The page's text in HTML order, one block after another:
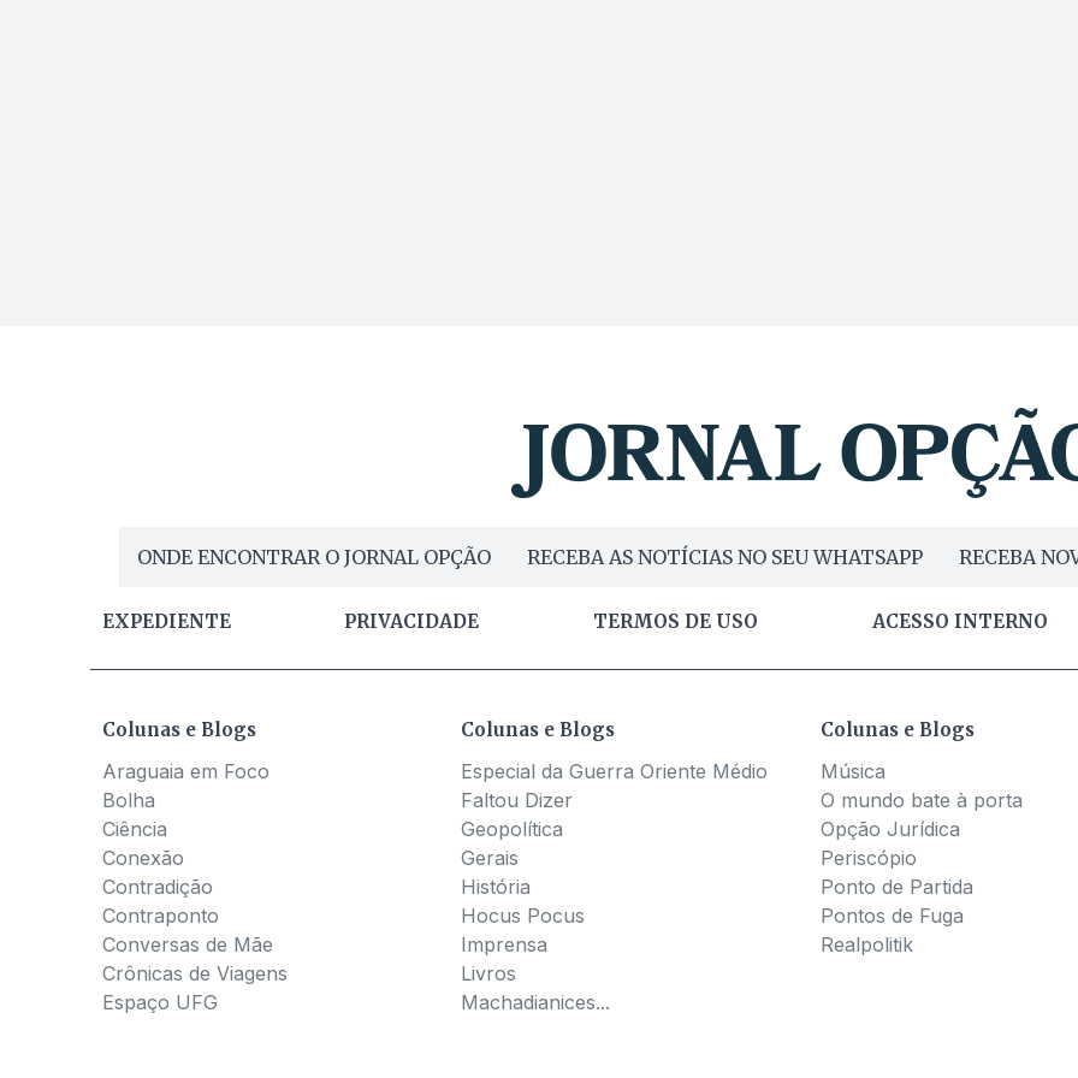
ONDE ENCONTRAR O JORNAL OPÇÃO RECEBA AS NOTÍCIAS NO SEU WHATSAPP RECEBA
EXPEDIENTE PRIVACIDADE TERMOS DE USO ACESSO INTERNO
Colunas e Blogs
Araguaia em Foco
Bolha
Ciência
Conexão
Contradição
Contraponto
Conversas de Mãe
Crônicas de Viagens
Espaço UFG
Colunas e Blogs
Especial da Guerra Oriente Médio
Faltou Dizer
Geopolítica
Gerais
História
Hocus Pocus
Imprensa
Livros
Machadianices...
Colunas e Blogs
Música
O mundo bate à porta
Opção Jurídica
Periscópio
Ponto de Partida
Pontos de Fuga
Realpolitik